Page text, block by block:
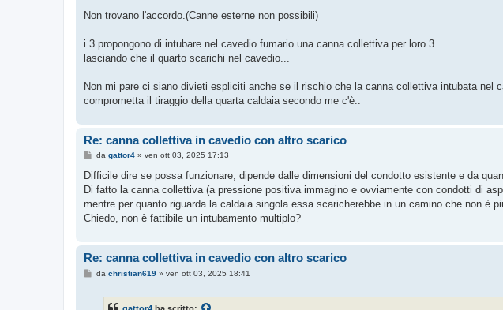
Non trovano l'accordo.(Canne esterne non possibili)
i 3 propongono di intubare nel cavedio fumario una canna collettiva per loro 3
lasciando che il quarto scarichi nel cavedio...
Non mi pare ci siano divieti espliciti anche se il rischio che la canna collettiva intubata nel
comprometta il tiraggio della quarta caldaia secondo me c'è..
Re: canna collettiva in cavedio con altro scarico
M
s
a
g
i
da gattor4» ven ott 03, 2025 17:13
Difficile dire se possa funzionare, dipende dalle dimensioni del condotto esistente e da
Di fatto la canna collettiva (a pressione positiva immagino e ovviamente con condotti di
mentre per quanto riguarda la caldaia singola essa scaricherebbe in un camino che non è
Chiedo, non è fattibile un intubamento multiplo?
Re: canna collettiva in cavedio con altro scarico
Mda christian619» ven ott 03, 2025 18:41